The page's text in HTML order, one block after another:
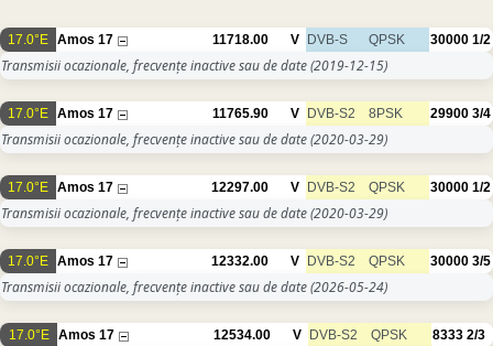
17.0°E Amos 17 11718.00 V DVB-S QPSK 30000 1/2
Transmisii ocazionale, frecvențe inactive sau de date(2019-12-15)
17.0°E Amos 17 11765.90 V DVB-S2 8PSK 29900 3/4
Transmisii ocazionale, frecvențe inactive sau de date(2020-03-29)
17.0°E Amos 17 12297.00 V DVB-S2 QPSK 30000 1/2
Transmisii ocazionale, frecvențe inactive sau de date(2020-03-29)
17.0°E Amos 17 12332.00 V DVB-S2 QPSK 30000 3/5
Transmisii ocazionale, frecvențe inactive sau de date(2026-05-24)
17.0°E Amos 17 12534.00 V DVB-S2 QPSK 8333 2/3